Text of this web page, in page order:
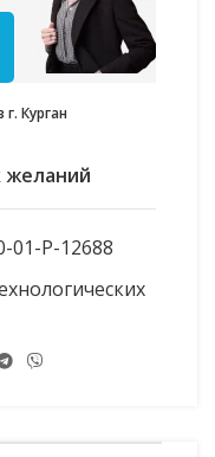
Курган
желаний
01-Р-12688